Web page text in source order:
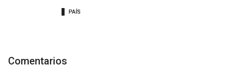
PAÍS
Comentarios